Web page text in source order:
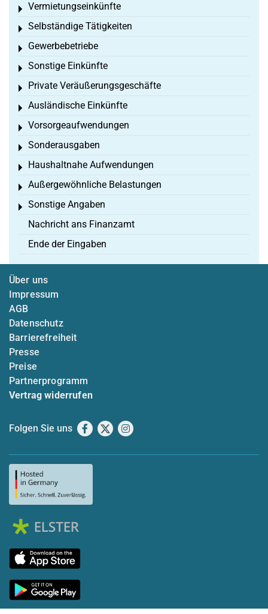
Vermietungseinkünfte
Toggle menu
Selbständige Tätigkeiten
Toggle menu
Gewerbebetriebe
Toggle menu
Sonstige Einkünfte
Toggle menu
Private Veräußerungsgeschäfte
Toggle menu
Ausländische Einkünfte
Toggle menu
Vorsorgeaufwendungen
Toggle menu
Sonderausgaben
Toggle menu
Haushaltnahe Aufwendungen
Toggle menu
Außergewöhnliche Belastungen
Toggle menu
Sonstige Angaben
Toggle menu
Nachricht ans Finanzamt
Ende der Eingaben
Über uns
Impressum
AGB
Datenschutz
Barrierefreiheit
Presse
Preise
Partnerprogramm
Vertrag widerrufen
Folgen Sie uns Facebook
X Instagram